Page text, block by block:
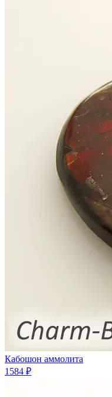
Кабошон аммолита
1584 ₽